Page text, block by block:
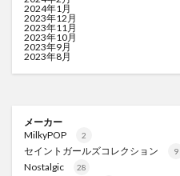
2024年1月
2023年12月
2023年11月
2023年10月
2023年9月
2023年8月
メーカー
MilkyPOP
2
セイントガールズコレクション 9
Nostalgic 28